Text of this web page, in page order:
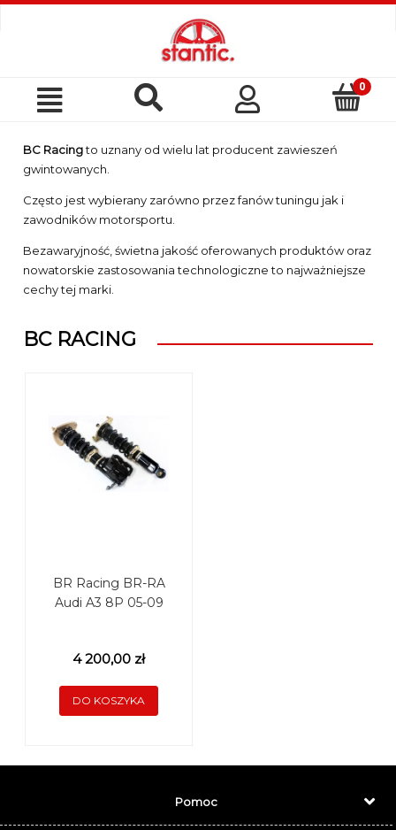
konto
BC Racingto uznany od wielu lat producent zawieszeń
gwintowanych.
Często jest wybierany zarówno przez fanów tuningu jak i
zawodników motorsportu.
Bezawaryjność, świetna jakość oferowanych produktów oraz
nowatorskie zastosowania technologiczne to najważniejsze
cechy tej marki.
BC RACING
BR Racing BR-RA
Audi A3 8P 05-09
4 200,00 zł
DO KOSZYKA
Pomoc